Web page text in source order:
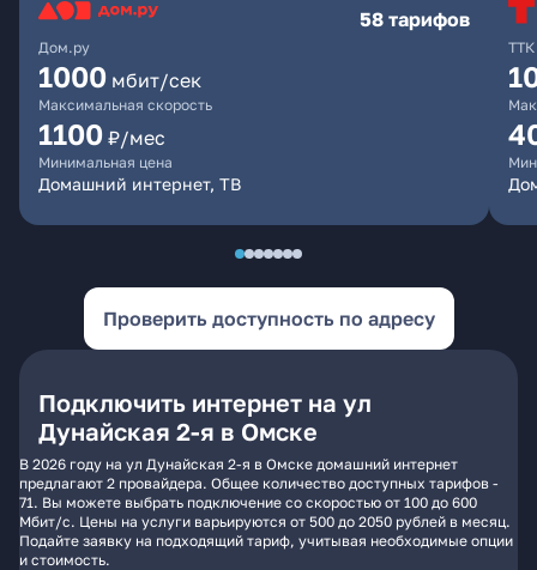
Дом.ру
58 тарифов
1000 мбит/сек
Максимальная скорость
1100 ₽/мес
Минимальная цена
Домашний интернет, ТВ
ТТК
Проверить доступность по адресу
Подключить интернет на ул
Дунайская 2-я в Омске
В 2026 году на ул Дунайская 2-я в Омске домашний интернет
предлагают 2 провайдера. Общее количество доступных тарифов -
71. Вы можете выбрать подключение со скоростью от 100 до 600
Мбит/с. Цены на услуги варьируются от 500 до 2050 рублей в месяц.
Подайте заявку на подходящий тариф, учитывая необходимые опции
и стоимость.